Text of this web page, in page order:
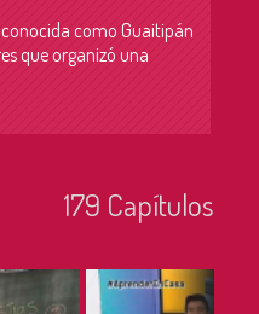
conocida como Guaitipán
que organizó una
179 Capí­tulos